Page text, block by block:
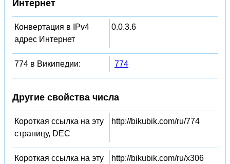
Интернет
Конвертация в IPv4
адрес Интернет
0.0.3.6
774 в Википедии: 774
Другие свойства числа
Короткая ссылка на эту
страницу, DEC
http://bikubik.com/ru/774
Короткая ссылка на эту
http://bikubik.com/ru/x306